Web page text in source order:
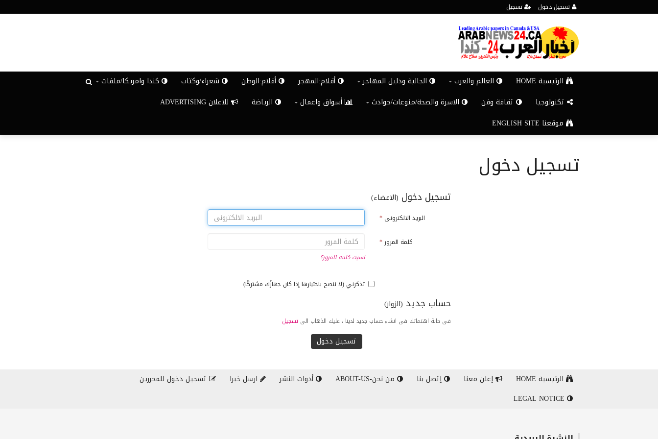
تسجيل دخول تسجيل
الرئيسية HOME العالم والعرب الجالية ودليل المهاجر أقلام:المهجر أقلام:الوطن شعراء/وكتاب
كندا وامريكا/ملفات
تكنولوجيا
ثقافة وفن الاسرة والصحة/منوعات/حوادث أسواق واعمال الرياضة
للاعلان ADVERTISING
موقعنا ENGLISH SITE
تسجيل دخول
تسجيل دخول (الاعضاء)
البريد الالكترونى *
كلمة المرور *
نسيت كلمه المرور؟
تذكرني (لا ننصح باختيارها إذا كان جهازًك مشتركًا)
حساب جديد (الزوار)
فى حالة اهتماتك فى انشاء حساب جديد لدينا ، عليك الذهاب الىتسجيل
الرئيسية HOME إعلن معنا إتصل بنا من نحن-ABOUT-US أدوات النشر ارسل خبرا
تسجيل دخول للمحررين